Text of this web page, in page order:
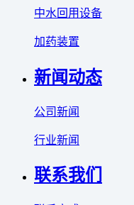
中水回用设备
加药装置
新闻动态
公司新闻
行业新闻
联系我们